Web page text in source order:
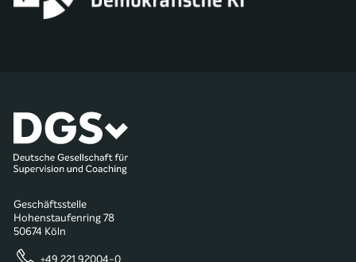
Geschäftsstelle
Hohenstaufenring 78
50674 Köln